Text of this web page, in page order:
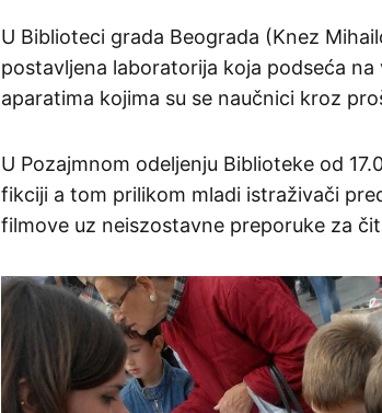
U Biblioteci grada Beograda (Knez
postavljena laboratorija koja podseća
aparatima kojima su se naučnici kroz
U Pozajmnom odeljenju Biblioteke od
fikciji a tom prilikom mladi istraživači
filmove uz neiszostavne preporuke za